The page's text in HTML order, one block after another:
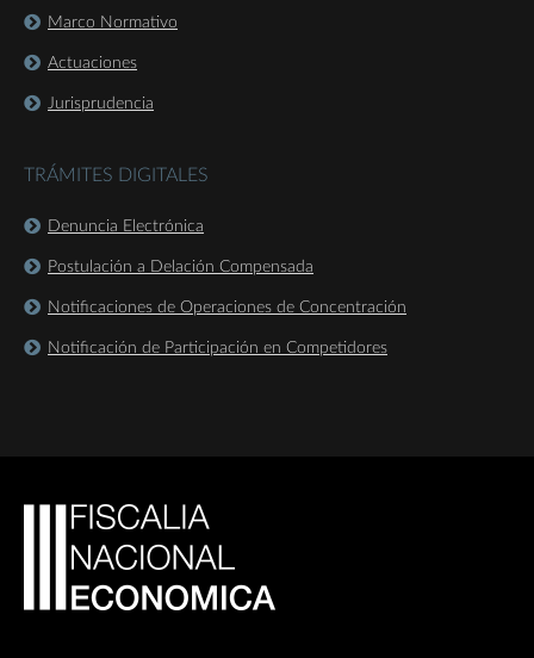
Marco Normativo
Actuaciones
Jurisprudencia
TRÁMITES DIGITALES
Denuncia Electrónica
Postulación a Delación Compensada
Notificaciones de Operaciones de Concentración
Notificación de Participación en Competidores